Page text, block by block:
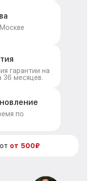
гарантии на
36 месяцев.
по
от 500₽